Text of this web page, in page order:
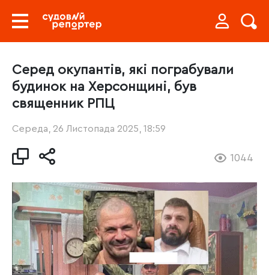
Серед окупантів, які пограбували
будинок на Херсонщині, був
священник РПЦ
Середа, 26 Листопада 2025, 18:59
1044